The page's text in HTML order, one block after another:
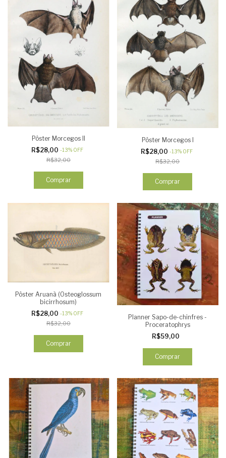
Pôster Morcegos II
R$28,00-13% OFF
R$32,00
Comprar
Pôster Morcegos I
R$28,00 -13% OFF
R$32,00
Comprar
Pôster Aruanã (Osteoglossum
bicirrhosum)
R$28,00-13% OFF
R$32,00
Comprar
Planner Sapo-de-chinfres -
Proceratophrys
R$59,00
Comprar